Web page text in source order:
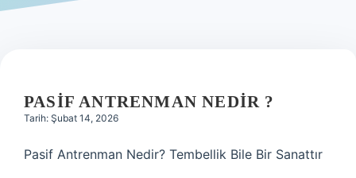
Hakkımızda
PASIF ANTRENMAN NEDIR ?
Tarih: Şubat 14, 2026
Pasif Antrenman Nedir? Tembellik Bile Bir Sanattır